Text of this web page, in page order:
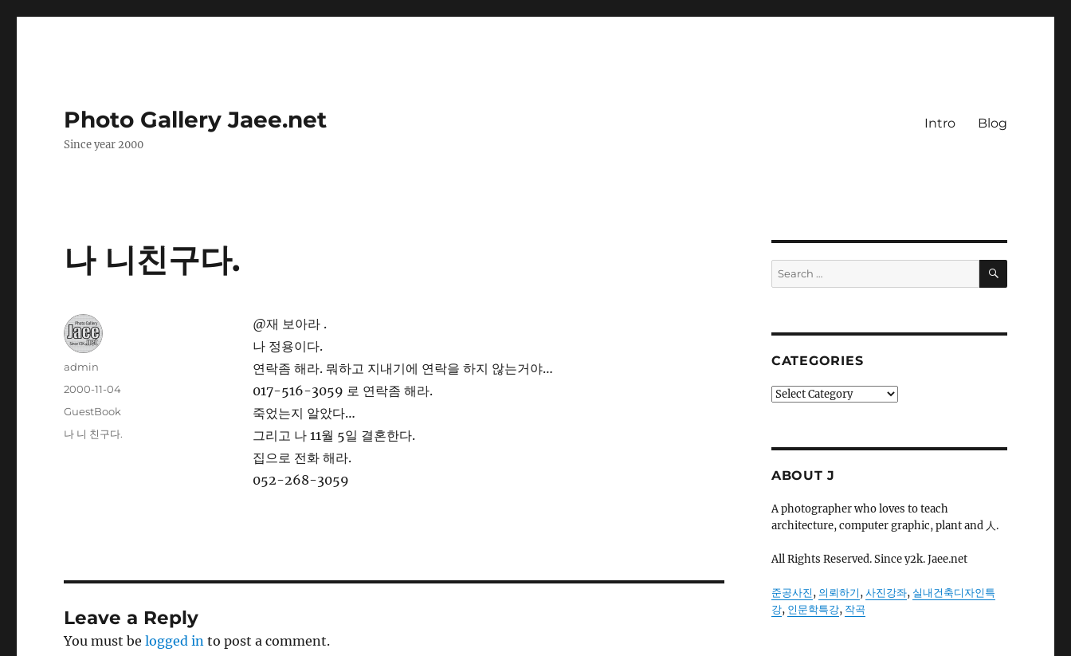
Photo Gallery Jaee.net
Since year 2000
Intro Blog
나 니친구다.
@재 보아라 .
나 정용이다.
연락좀 해라. 뭐하고 지내기에 연락을 하지 않는거야…
017-516-3059 로 연락좀 해라.
죽었는지 알았다…
그리고 나 11월 5일 결혼한다.
집으로 전화 해라.
052-268-3059
Author
admin
Posted
2000-11-04
Categories
GuestBook
Tags
나 니 친구다.
Leave a Reply
You must belogged in to post a comment.
Search
for:
SEARCH
CATEGORIES
Categories
ABOUT J
A photographer who loves to teach
architecture, computer graphic, plant and 人.
All Rights Reserved. Since y2k. Jaee.net
준공사진, 의뢰하기,사진강좌, 실내건축디자인특
강, 인문학특강, 작곡